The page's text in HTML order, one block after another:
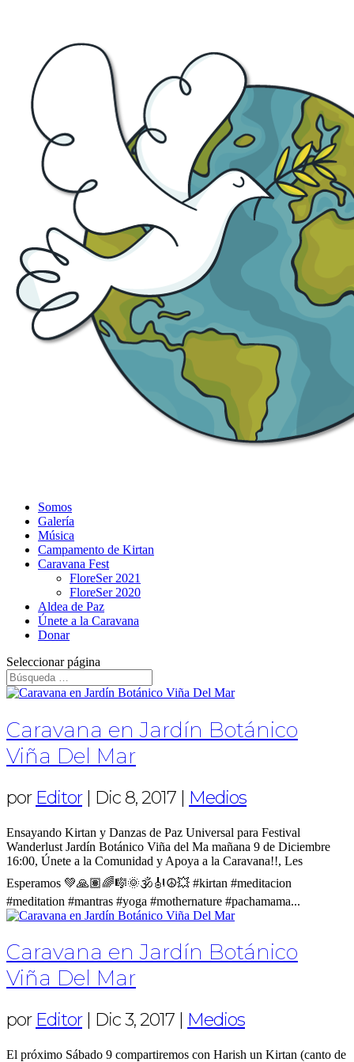
Somos
Galería
Música
Campamento de Kirtan
Caravana Fest
FloreSer 2021
FloreSer 2020
Aldea de Paz
Únete a la Caravana
Donar
Seleccionar página
Caravana en Jardín Botánico
Viña Del Mar
por Editor| Dic 8, 2017 | Medios
Ensayando Kirtan y Danzas de Paz Universal para Festival
Wanderlust Jardín Botánico Viña del Ma mañana 9 de Diciembre
16:00, Únete a la Comunidad y Apoya a la Caravana!!, Les
Esperamos 💚🙏🏽🌈🎼🌞🕉🎻☮️💥 #kirtan #meditacion
#meditation #mantras #yoga #mothernature #pachamama...
Caravana en Jardín Botánico
Viña Del Mar
por Editor| Dic 3, 2017 Medios
El próximo Sábado 9 compartiremos con Harish un Kirtan (canto de